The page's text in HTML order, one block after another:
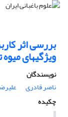
بررسی اثر
ویژگیهای
نویسندگان
ناصر قادری
چکیده